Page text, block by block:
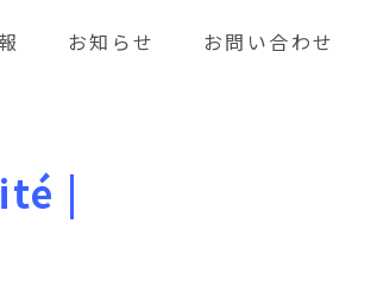
お知らせ お問い合わせ
|